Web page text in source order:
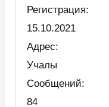
Регистрация:
15.10.2021
Адрес:
Учалы
Сообщений:
84